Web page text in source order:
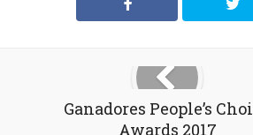
Ganadores People’s
Awards 2017